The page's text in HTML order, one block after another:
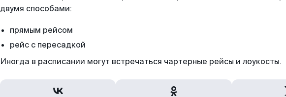
двумя способами:
прямым рейсом
рейс с пересадкой
Иногда в расписании могут встречаться чартерные рейсы и лоукосты.